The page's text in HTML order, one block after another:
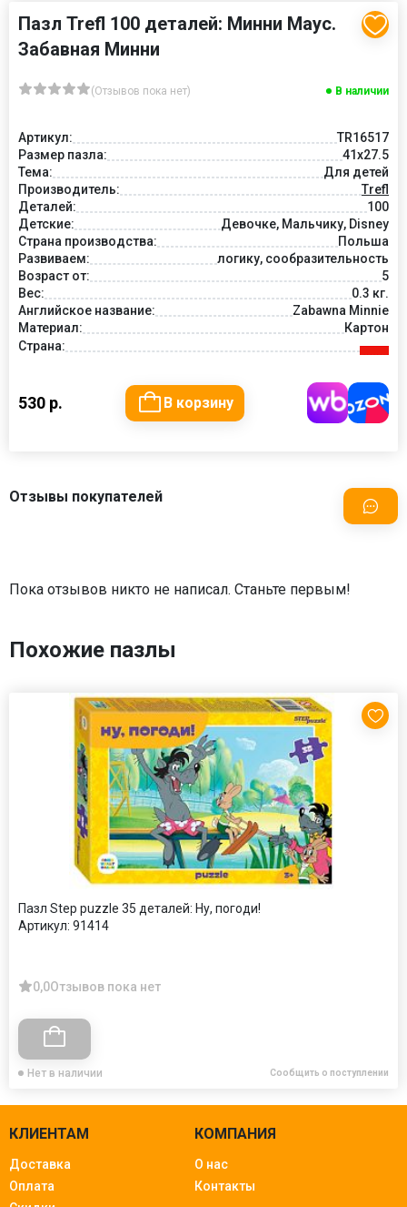
Пазл Trefl 100 деталей: Минни Маус.
Забавная Минни
(Отзывов пока нет) В наличии
Артикул:
TR16517
Размер пазла:
41x27.5
Тема:
Для детей
Производитель:
Trefl
Деталей:
100
Детские:
Девочке, Мальчику, Disney
Страна производства:
Польша
Развиваем:
логику, сообразительность
Возраст от:
5
Вес:
0.3 кг.
Английское название:
Zabawna Minnie
Материал:
Картон
Страна:
530 р. В корзину
Отзывы покупателей
Пока отзывов никто не написал. Станьте первым!
Похожие пазлы
Пазл Step puzzle 35 деталей: Ну, погоди!
Артикул: 91414
0,0Отзывов пока нет
Нет в наличии Сообщить о поступлении
КЛИЕНТАМ
Доставка
Оплата
КОМПАНИЯ
О нас
Контакты